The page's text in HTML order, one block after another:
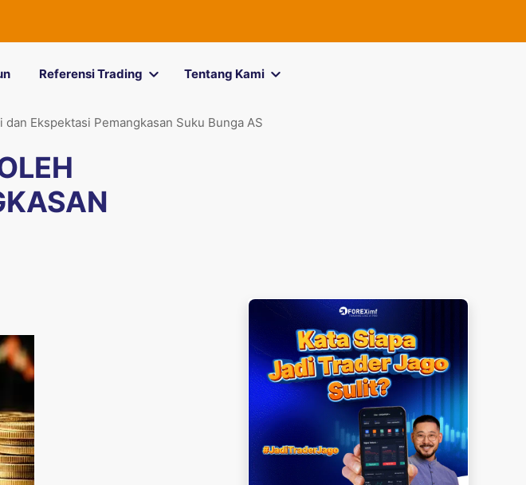
Referensi Trading Tentang Kami
Ekspektasi Pemangkasan Suku Bunga AS